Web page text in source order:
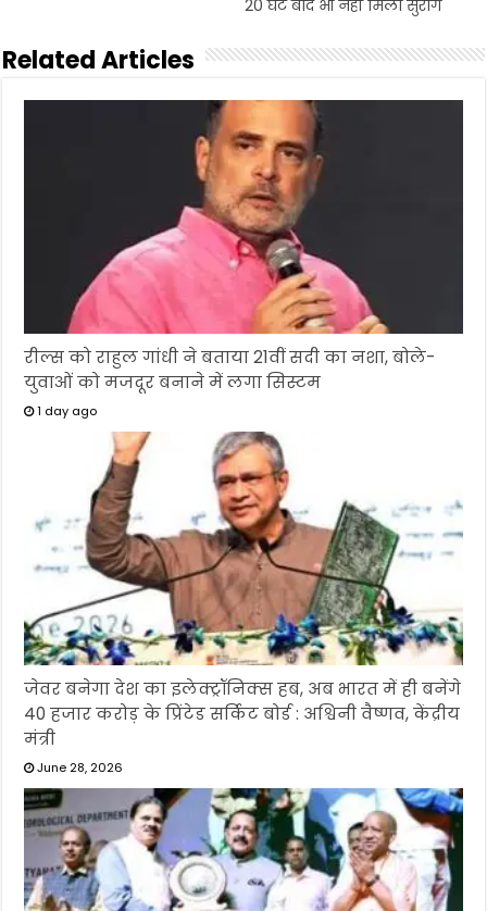
20 घंटे बाद भी नहीं मिला सुराग
Related Articles
रील्स को राहुल गांधी ने बताया 21वीं सदी का नशा, बोले-
युवाओं को मजदूर बनाने में लगा सिस्टम
1 day ago
जेवर बनेगा देश का इलेक्ट्रॉनिक्स हब, अब भारत में ही बनेंगे
40 हजार करोड़ के प्रिंटेड सर्किट बोर्ड : अश्विनी वैष्णव, केंद्रीय
मंत्री
June 28, 2026